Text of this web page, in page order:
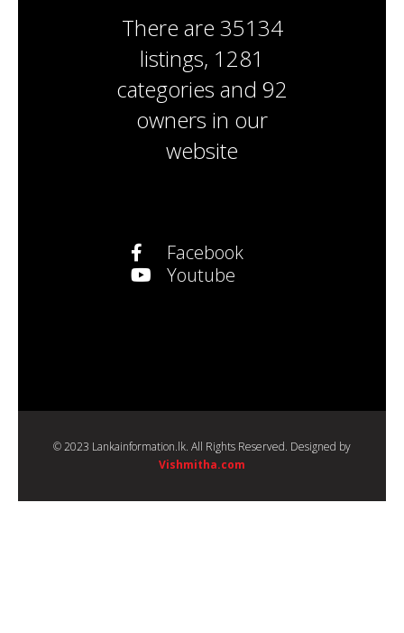
There are 35134
listings, 1281
categories and 92
owners in our
website
Facebook
Youtube
© 2023 Lankainformation.lk. All Rights Reserved. Designed by
Vishmitha.com